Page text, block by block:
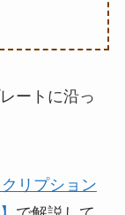
ートに沿っ
リプション